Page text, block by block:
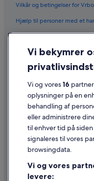
Vilkår og betingelser for Vrbo
Hjælp til personer med et
Cookies
Generelle vilkår for brug
Juridiske oplysninger/
Retningslinjer for indhold
Hjælp
Kontakt os
Ændr eller afbestil din
Forløb og behandlingstider
Vi bekymrer
Vi og vores16
oplysninger på en
behandling af
eller administrere
til enhver tid på
signaleres til vores
browsingdata.
Vi og vores
levere: